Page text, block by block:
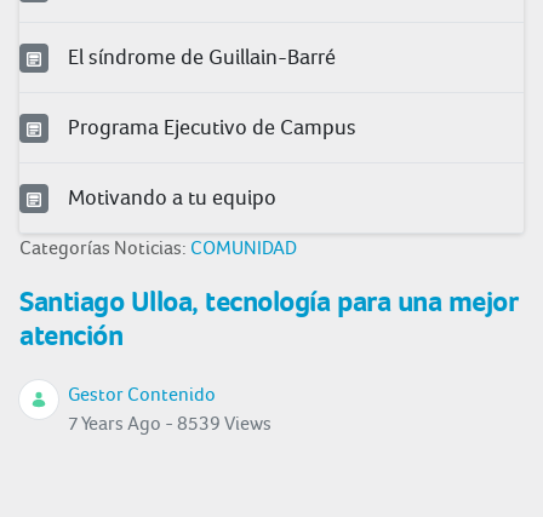
El síndrome de Guillain-Barré
Programa Ejecutivo de Campus
Motivando a tu equipo
Categorías Noticias: COMUNIDAD
Santiago Ulloa, tecnología para una mejor
atención
Gestor Contenido
7 Years Ago - 8539 Views